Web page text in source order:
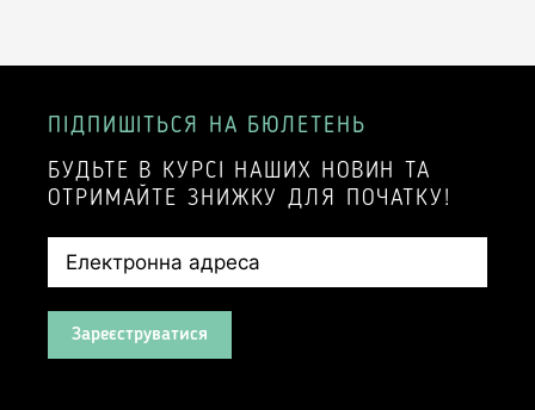
ПІДПИШІТЬСЯ НА БЮЛЕТЕНЬ
БУДЬТЕ В КУРСІ НАШИХ НОВИН ТА
ОТРИМАЙТЕ ЗНИЖКУ ДЛЯ ПОЧАТКУ!
Зареєструватися